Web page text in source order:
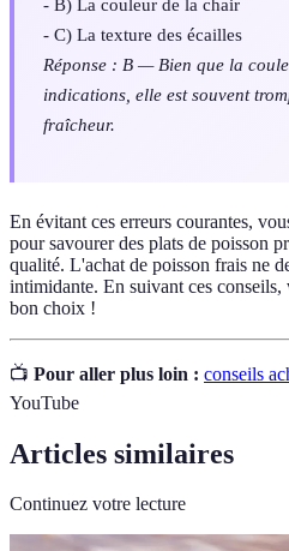
- B) La couleur de la chair
- C) La texture des écailles
Réponse : B — Bien que la
indications, elle est souvent
fraîcheur.
En évitant ces erreurs courantes,
pour savourer des plats de poisson
qualité. L'achat de poisson frais ne
intimidante. En suivant ces
bon choix !
📺 Pour aller plus loin : conseils
YouTube
Articles similaires
Continuez votre lecture